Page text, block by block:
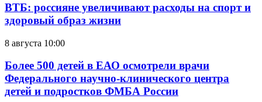
ВТБ: россияне увеличивают расходы на спорт и
здоровый образ жизни
8 августа 10:00
Более 500 детей в ЕАО осмотрели врачи
Федерального научно-клинического центра
детей и подростков ФМБА России